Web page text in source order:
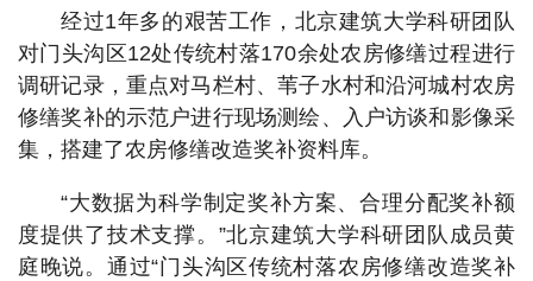
经过1年多的艰苦工作，北京建筑大学科研团队
对门头沟区12处传统村落170余处农房修缮过程进行
调研记录，重点对马栏村、苇子水村和沿河城村农房
修缮奖补的示范户进行现场测绘、入户访谈和影像采
集，搭建了农房修缮改造奖补资料库。
“大数据为科学制定奖补方案、合理分配奖补额
度提供了技术支撑。”北京建筑大学科研团队成员黄
庭晚说。通过“门头沟区传统村落农房修缮改造奖补